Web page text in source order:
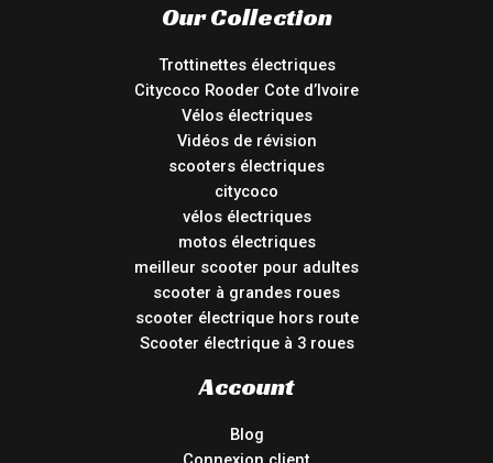
Our Collection
Trottinettes électriques
Citycoco Rooder Cote d’Ivoire
Vélos électriques
Vidéos de révision
scooters électriques
citycoco
vélos électriques
motos électriques
meilleur scooter pour adultes
scooter à grandes roues
scooter électrique hors route
Scooter électrique à 3 roues
Account
Blog